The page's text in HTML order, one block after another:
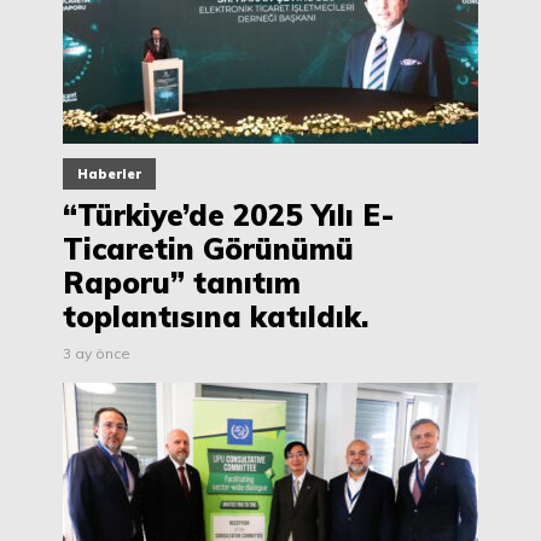
Haberler
“Türkiye’de 2025 Yılı E-
Ticaretin Görünümü
Raporu” tanıtım
toplantısına katıldık.
3 ay önce